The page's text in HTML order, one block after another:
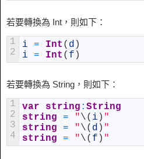
若要轉換為 Int，則如下：
1
2
i = Int ( d )
i
= Int ( f )
若要轉換為 String，則如下：
1
2
3
4
var string : String
string
= "\( i ) "
string
= "\( d ) "
string
= "\( f ) "